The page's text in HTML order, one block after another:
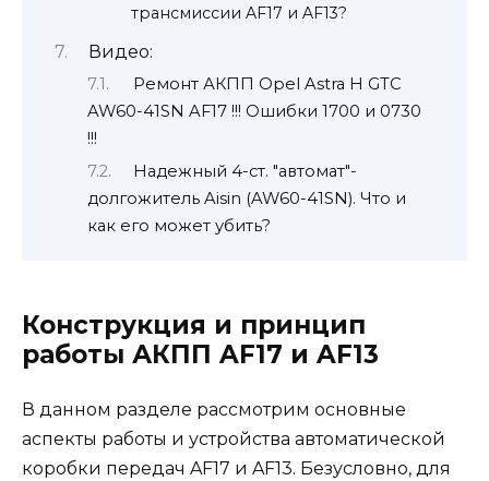
трансмиссии AF17 и AF13?
Видео:
Ремонт АКПП Opel Astra H GTC
AW60-41SN AF17 !!! Ошибки 1700 и 0730
!!!
Надежный 4-ст. "автомат"-
долгожитель Aisin (AW60-41SN). Что и
как его может убить?
Конструкция и принцип
работы АКПП AF17 и AF13
В данном разделе рассмотрим основные
аспекты работы и устройства автоматической
коробки передач AF17 и AF13. Безусловно, для